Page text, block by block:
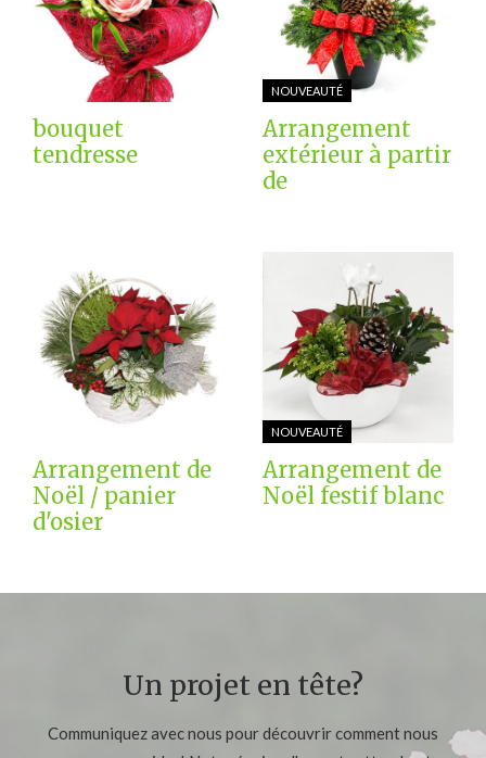
bouquet
tendresse
NOUVEAUTÉ
Arrangement
extérieur à partir
de
Arrangement de
Noël / panier
d'osier
NOUVEAUTÉ
Arrangement de
Noël festif blanc
Un projet en tête?
Communiquez avec nous pour découvrir comment nous